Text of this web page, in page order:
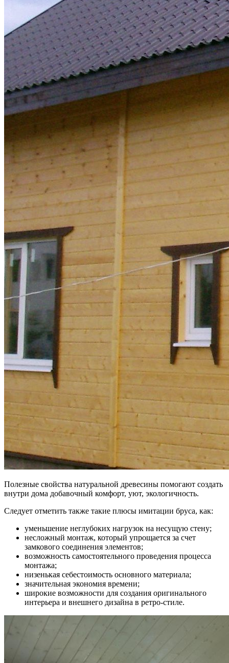
Полезные свойства натуральной древесины помогают создать
внутри дома добавочный комфорт, уют, экологичность.
Следует отметить также такие плюсы имитации бруса, как:
уменьшение неглубоких нагрузок на несущую стену;
несложный монтаж, который упрощается за счет
замкового соединения элементов;
возможность самостоятельного проведения процесса
монтажа;
низенькая себестоимость основного материала;
значительная экономия времени;
широкие возможности для создания оригинального
интерьера и внешнего дизайна в ретро-стиле.